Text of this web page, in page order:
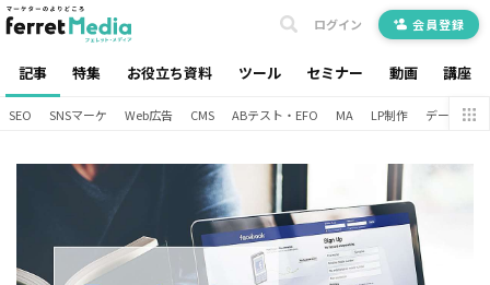
記事 特集 お役立ち資料 ツール セミナー 動画 講座
ログイン 会員登録
SEO SNSマーケ Web広告 CMS ABテスト・EFO MA LP制作 データ分析